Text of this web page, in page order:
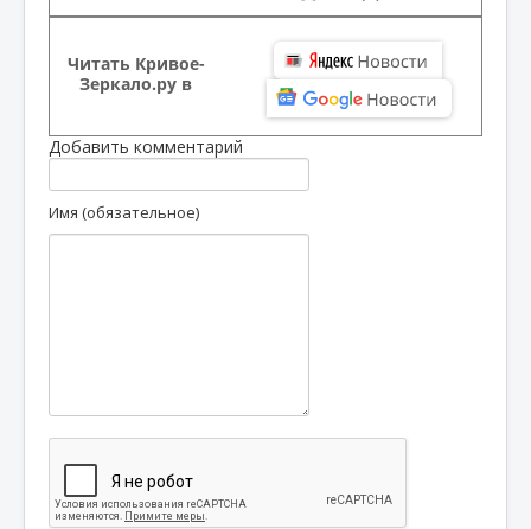
Читать Кривое-
Зеркало.ру в
Добавить комментарий
Имя (обязательное)